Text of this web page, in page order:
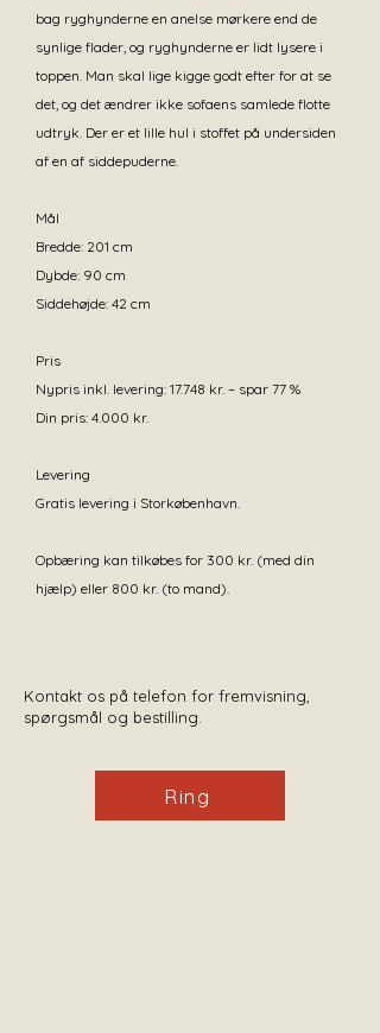
bag ryghynderne en anelse mørkere end de
synlige flader, og ryghynderne er lidt lysere i
toppen. Man skal lige kigge godt efter for at se
det, og det ændrer ikke sofaens samlede flotte
udtryk. Der er et lille hul i stoffet på undersiden
af en af siddepuderne.
Mål
Bredde: 201 cm
Dybde: 90 cm
Siddehøjde: 42 cm
Pris
Nypris inkl. levering: 17.748 kr. – spar 77 %
Din pris: 4.000 kr.
Levering
Gratis levering i Storkøbenhavn.
Opbæring kan tilkøbes for 300 kr. (med din
hjælp) eller 800 kr. (to mand).
Kontakt os på telefon for fremvisning,
spørgsmål og bestilling.
Ring